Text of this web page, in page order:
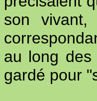
son
au long des
gardé pour